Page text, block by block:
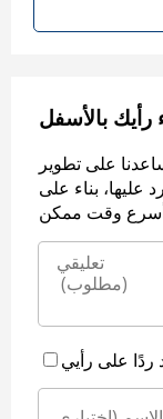
رأيك بالأسفل
على تطوير
بناء على